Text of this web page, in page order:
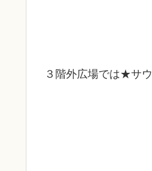
３階外広場では★サ